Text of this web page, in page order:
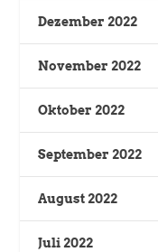
Dezember 2022
November 2022
Oktober 2022
September 2022
August 2022
Juli 2022